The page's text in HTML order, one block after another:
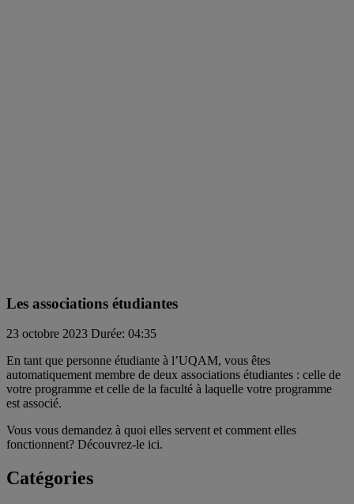
Les associations étudiantes
23 octobre 2023 Durée: 04:35
En tant que personne étudiante à l’UQAM, vous êtes
automatiquement membre de deux associations étudiantes : celle de
votre programme et celle de la faculté à laquelle votre programme
est associé.
Vous vous demandez à quoi elles servent et comment elles
fonctionnent? Découvrez-le ici.
Catégories